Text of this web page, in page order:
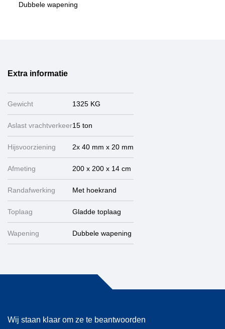
Dubbele wapening
Extra informatie
Gewicht 1325 KG
Aslast vrachtverkeer15 ton
Hijsvoorziening 2x 40 mm x 20 mm
Afmeting 200 x 200 x 14 cm
Randafwerking Met hoekrand
Toplaag Gladde toplaag
Wapening Dubbele wapening
Wij staan klaar om ze te beantwoorden